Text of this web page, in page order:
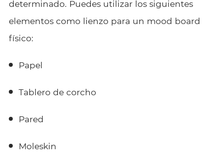
determinado. Puedes utilizar los siguientes
elementos como lienzo para un mood board
físico:
Papel
Tablero de corcho
Pared
Moleskin